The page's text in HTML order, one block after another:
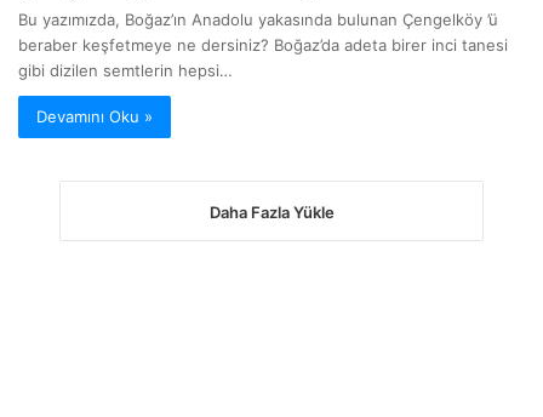
Bu yazımızda, Boğaz’ın Anadolu yakasında bulunan Çengelköy ’ü
beraber keşfetmeye ne dersiniz? Boğaz’da adeta birer inci tanesi
gibi dizilen semtlerin hepsi…
Devamını Oku »
Daha Fazla Yükle